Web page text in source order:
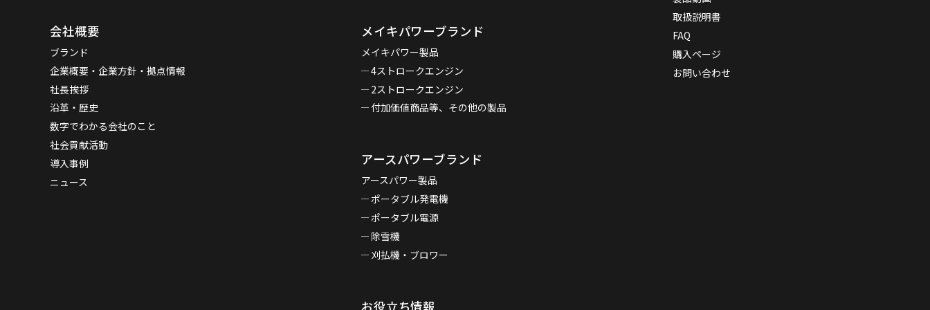
会社概要
ブランド
企業概要・企業方針・拠点情報
社長挨拶
沿革・歴史
数字でわかる会社のこと
社会貢献活動
導入事例
ニュース
メイキパワーブランド
メイキパワー製品
4ストロークエンジン
2ストロークエンジン
付加価値商品等、その他の製品
アースパワーブランド
アースパワー製品
ポータブル発電機
ポータブル電源
除雪機
刈払機・ブロワー
お役立ち情報
取扱説明書
FAQ
購入ページ
お問い合わせ